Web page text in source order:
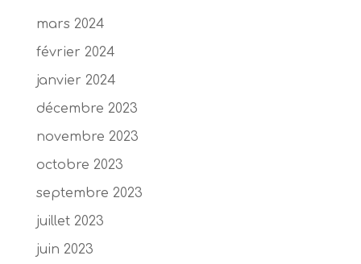
mars 2024
février 2024
janvier 2024
décembre 2023
novembre 2023
octobre 2023
septembre 2023
juillet 2023
juin 2023